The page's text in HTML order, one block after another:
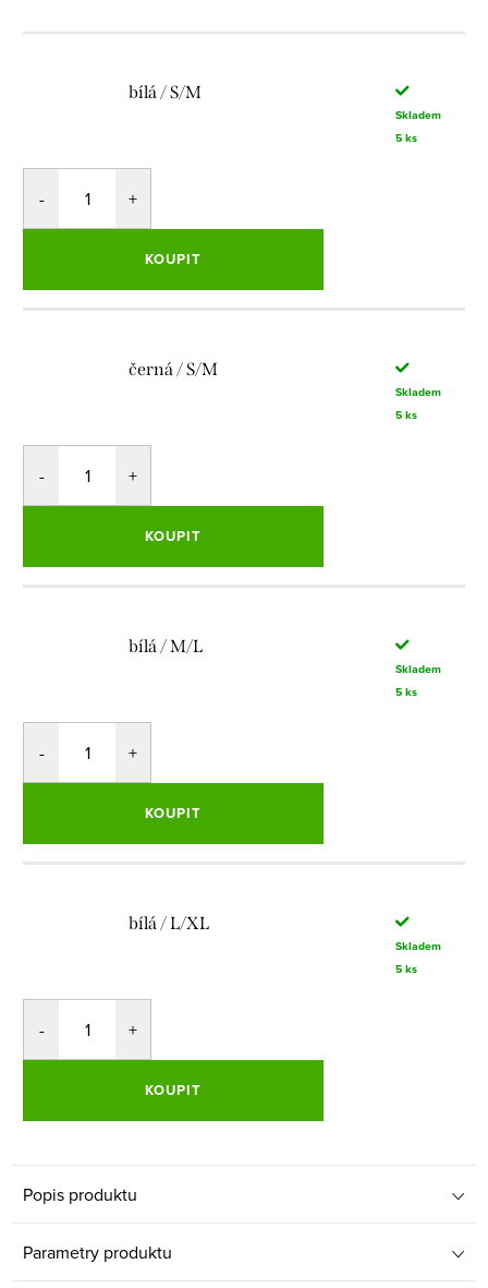
bílá / S/M
Skladem
5 ks
KOUPIT
černá / S/M
Skladem
5 ks
KOUPIT
bílá / M/L
Skladem
5 ks
KOUPIT
bílá / L/XL
Skladem
5 ks
KOUPIT
Popis produktu
Parametry produktu